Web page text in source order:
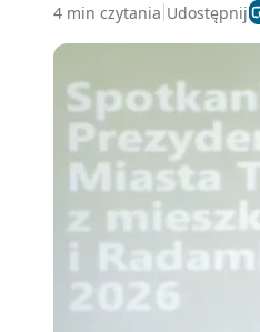
4 min czytania Udostępnij